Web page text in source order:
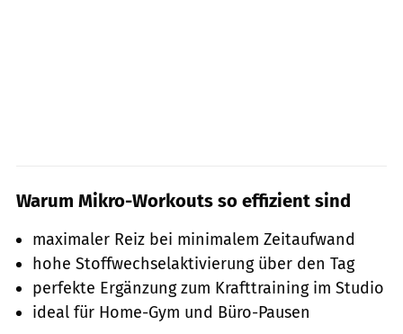
Warum Mikro-Workouts so effizient sind
maximaler Reiz bei minimalem Zeitaufwand
hohe Stoffwechselaktivierung über den Tag
perfekte Ergänzung zum Krafttraining im Studio
ideal für Home-Gym und Büro-Pausen